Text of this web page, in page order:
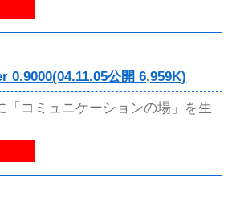
0.9000(04.11.05公開 6,959K)
「コミュニケーションの場」を生